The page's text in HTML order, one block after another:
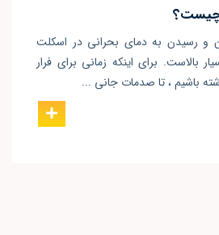
رسیدن به دمای بحرانی در اسکلت
بالاست. برای اینکه زمانی برای فرار
باشیم ، تا صدمات جانی ...